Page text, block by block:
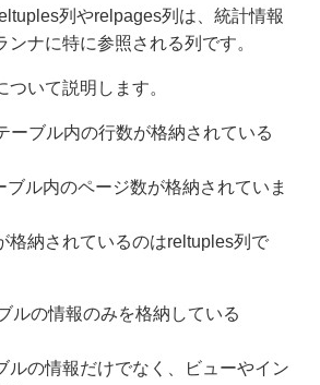
列やrelpages列は、統計情報
ンナに特に参照される列です。
いて説明します。
ーブル内の行数が格納されている
ル内のページ数が格納されていま
格納されているのはreltuples列で
ルの情報のみを格納している
ルの情報だけでなく、ビューやイン